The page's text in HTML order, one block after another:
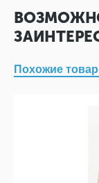
Похожие